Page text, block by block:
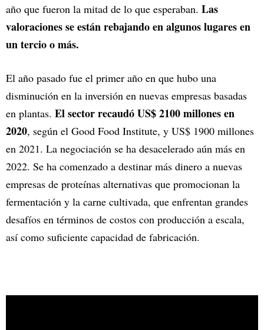
año que fueron la mitad de lo que esperaban. Las
valoraciones se están rebajando en algunos lugares en
un tercio o más.
El año pasado fue el primer año en que hubo una
disminución en la inversión en nuevas empresas basadas
en plantas. El sector recaudó US$ 2100 millones en
2020, según el Good Food Institute, y US$ 1900 millones
en 2021. La negociación se ha desacelerado aún más en
2022. Se ha comenzado a destinar más dinero a nuevas
empresas de proteínas alternativas que promocionan la
fermentación y la carne cultivada, que enfrentan grandes
desafíos en términos de costos con producción a escala,
así como suficiente capacidad de fabricación.